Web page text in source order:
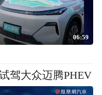
06:59
驾大众迈腾PHEV